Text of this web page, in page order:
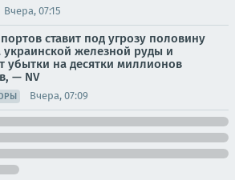
Вчера, 07:15
ставит под угрозу половину
украинской железной руды и
убытки на десятки миллионов
— NV
Вчера, 07:09